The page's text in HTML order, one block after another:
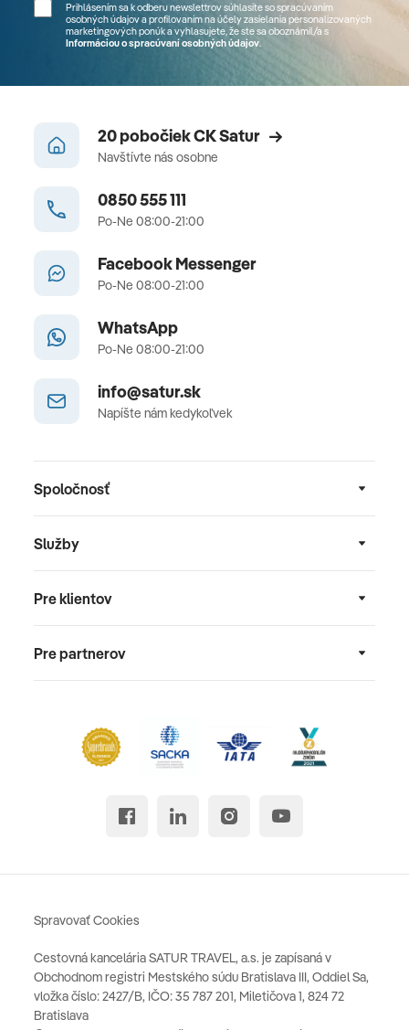
Prihlásením sa k odberu newslettrov súhlasíte so spracúvaním
osobných údajov a profilovaním na účely zasielania personalizovaných
marketingových ponúk a vyhlasujete, že ste sa oboznámil/a s
Informáciou o spracúvaní osobných údajov.
20 pobočiek CK Satur
Navštívte nás osobne
0850 555 111
Po-Ne 08:00-21:00
Facebook Messenger
Po-Ne 08:00-21:00
WhatsApp
Po-Ne 08:00-21:00
info@satur.sk
Napíšte nám kedykoľvek
Spoločnosť
Služby
Pre klientov
Pre partnerov
Cestovná kancelária SATUR TRAVEL, a.s. je zapísaná v
Obchodnom registri Mestského súdu Bratislava III, Oddiel Sa,
vložka číslo: 2427/B, IČO: 35 787 201, Miletičova 1, 824 72
Bratislava
Spravovať Cookies